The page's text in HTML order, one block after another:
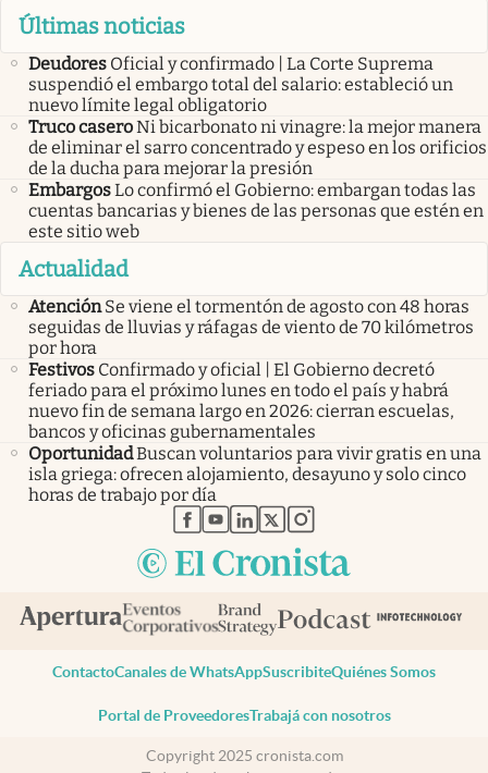
Últimas noticias
Deudores Oficial y confirmado | La Corte Suprema
suspendió el embargo total del salario: estableció un
nuevo límite legal obligatorio
Truco caseroNi bicarbonato ni vinagre: la mejor manera
de eliminar el sarro concentrado y espeso en los orificios
de la ducha para mejorar la presión
EmbargosLo confirmó el Gobierno: embargan todas las
cuentas bancarias y bienes de las personas que estén en
este sitio web
Actualidad
Atención Se viene el tormentón de agosto con 48 horas
seguidas de lluvias y ráfagas de viento de 70 kilómetros
por hora
Festivos Confirmado y oficial | El Gobierno decretó
feriado para el próximo lunes en todo el país y habrá
nuevo fin de semana largo en 2026: cierran escuelas,
bancos y oficinas gubernamentales
OportunidadBuscan voluntarios para vivir gratis en una
isla griega: ofrecen alojamiento, desayuno y solo cinco
horas de trabajo por día
abre en nueva pestaña
abre en nueva pestaña
abre en nueva pestaña
abre en nueva pestaña
abre en nueva pestaña
ContactoCanales de WhatsAppSuscribiteQuiénes Somos
Portal de ProveedoresTrabajá con nosotros
Copyright 2025 cronista.com